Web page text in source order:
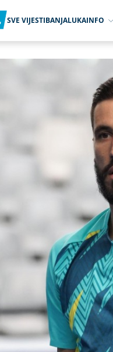
SVE VIJESTIBANJALUKAINFO